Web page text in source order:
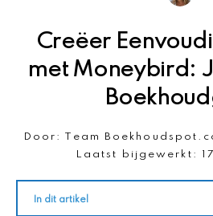
Creëer
met Moneybird:
Door: Team
Laatst bijgewerkt:
In dit artikel